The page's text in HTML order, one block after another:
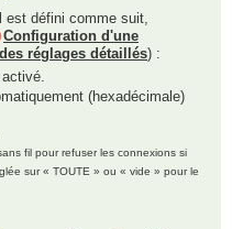
est défini comme suit,
Configuration d'une
réglages détaillés) :
(hexadécimale)
fil pour refuser les connexions si
sur « TOUTE » ou « vide » pour le